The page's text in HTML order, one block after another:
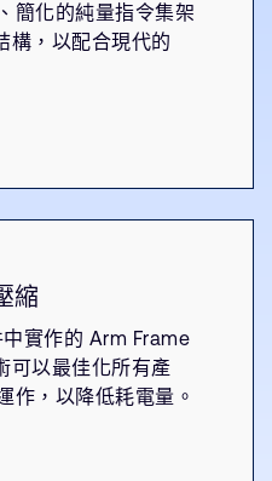
簡化的純量指令集架
構，以配合現代的
縮
實作的 Arm Frame
可以最佳化所有產
作，以降低耗電量。